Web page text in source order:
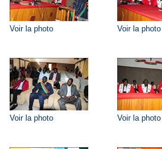
Voir la photo Voir la photo
Voir la photo Voir la photo